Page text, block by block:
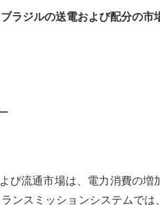
ラジルの送電および配分の市
び流通市場は、電力消費の
ンスミッションシステムで